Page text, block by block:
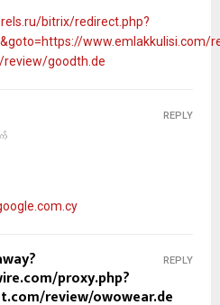
bitrix/redirect.php?
www.emlakkulisi.com/
goodth.de
REPLY
proxy.php?
review/owowear.de
REPLY